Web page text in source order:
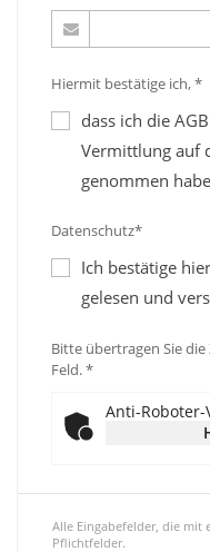
Hiermit bestätige ich, *
dass ich die
Vermittlung auf
genommen
Datenschutz*
Ich bestätige
gelesen und
Bitte übertragen Sie
Feld. *
Anti-
Alle Eingabefelder, die mit
Pflichtfelder.